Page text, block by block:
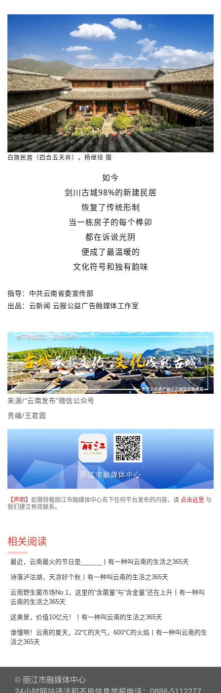
白族民居（四合五天井）。杨继培 摄
如今
剑川古城98%的新建民居
恢复了传统形制
当一栋房子的每个榫卯
都在诉说光阴
便成了最温暖的
文化符号和独有韵味
指导：中共云南省委宣传部
出品：云新闻 云报公益广告融媒体工作室
来源/“云南发布”微信公众号
责编/王君霞
【声明】 如需转载丽江市融媒体中心名下任何平台发布的内容，请 点击这里 与
我们建立有效联系。
相关阅读
最近，云南最火的节日是______丨有一种叫云南的生活之365天
诗落泸沽湖，天凉好个秋丨有一种叫云南的生活之365天
云南野生菌市场No.1，这里的“含菌量”与“含金量”还在上升丨有一种叫
云南的生活之365天
这美景，价值10亿元！丨有一种叫云南的生活之365天
谁懂啊！云南的夏天，22℃的天气，600℃的火焰丨有一种叫云南的生
活之365天
© 丽江市融媒体中心